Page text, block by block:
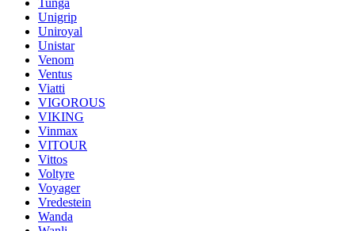
Unigrip
Uniroyal
Unistar
Venom
Ventus
Viatti
VIGOROUS
VIKING
Vinmax
VITOUR
Vittos
Voltyre
Voyager
Vredestein
Wanda